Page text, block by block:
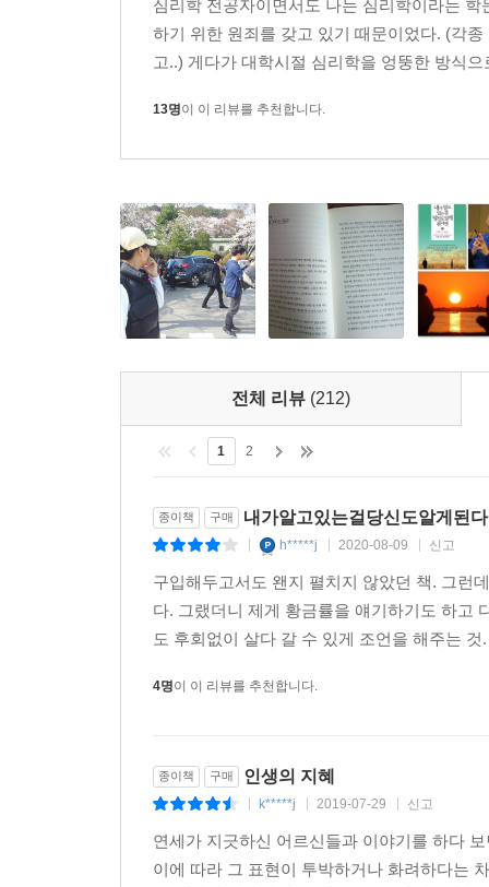
심리학 전공자이면서도 나는 심리학이라는
하기 위한 원죄를 갖고 있기 때문이었다. (각
고..) 게다가 대학시절 심리학을 엉뚱한 방식
13명이 이 리뷰를 추천합니다.
전체 리뷰 (212)
1 2
종이책 구매 내가알고있는걸당신도알게된
h*****j 2020-08-09 신고
구입해두고서도 왠지 펼치지 않았던 책. 그런
다. 그랬더니 제게 황금률을 얘기하기도 하고
도 후회없이 살다 갈 수 있게 조언을 해주는
4명이 이 리뷰를 추천합니다.
종이책 구매 인생의 지혜
k*****j 2019-07-29 신고
연세가 지긋하신 어르신들과 이야기를 하다
이에 따라 그 표현이 투박하거나 화려하다는